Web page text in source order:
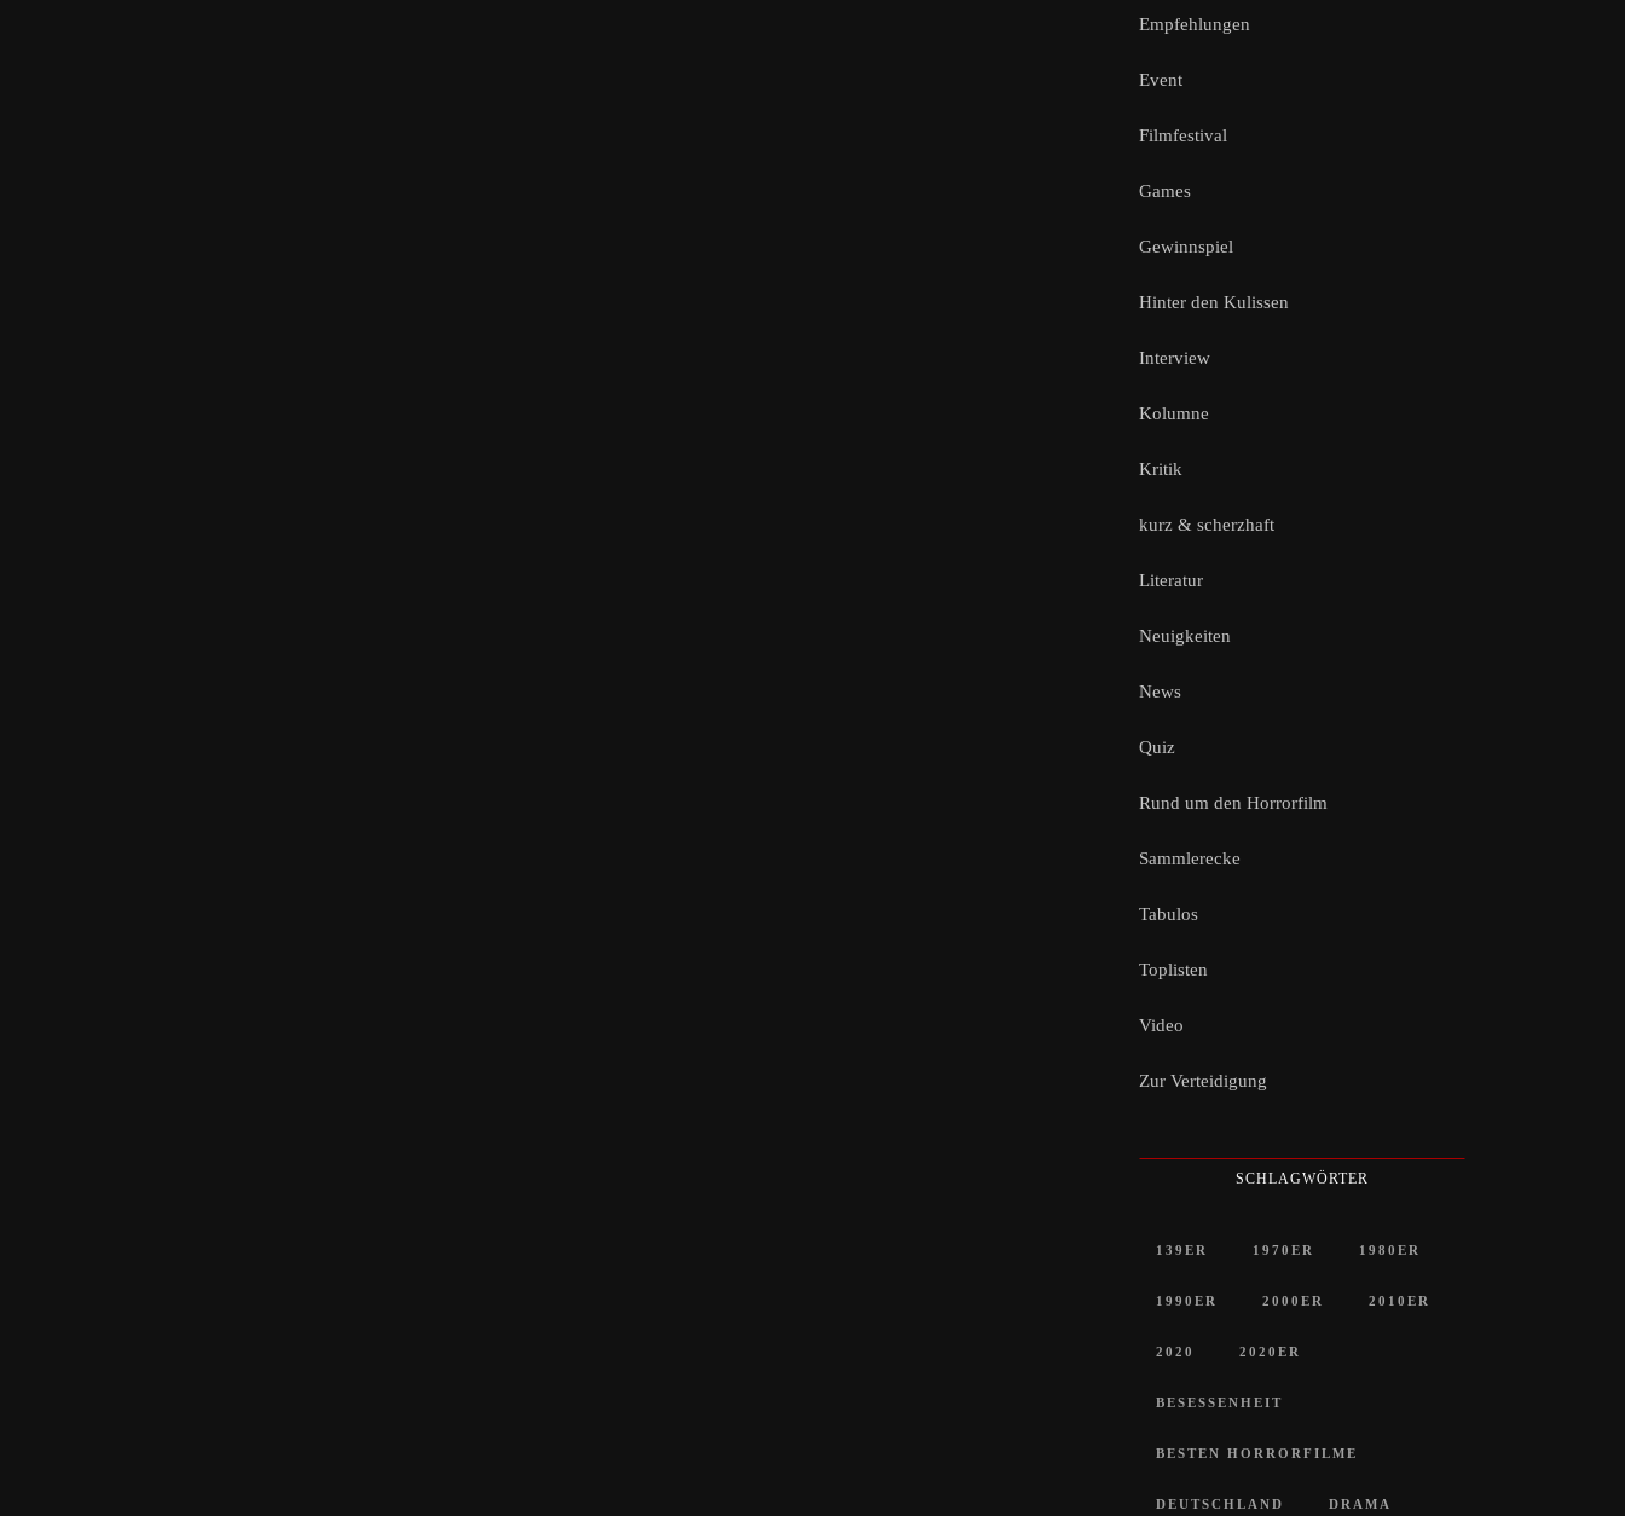
Empfehlungen
Event
Filmfestival
Games
Gewinnspiel
Hinter den Kulissen
Interview
Kolumne
Kritik
kurz & scherzhaft
Literatur
Neuigkeiten
News
Quiz
Rund um den Horrorfilm
Sammlerecke
Tabulos
Toplisten
Video
Zur Verteidigung
SCHLAGWÖRTER
139ER 1970ER 1980ER
1990ER 2000ER 2010ER
2020 2020ER
BESESSENHEIT
BESTEN HORRORFILME
DEUTSCHLAND DRAMA